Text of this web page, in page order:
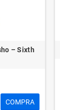
– Sixth
COMPRA